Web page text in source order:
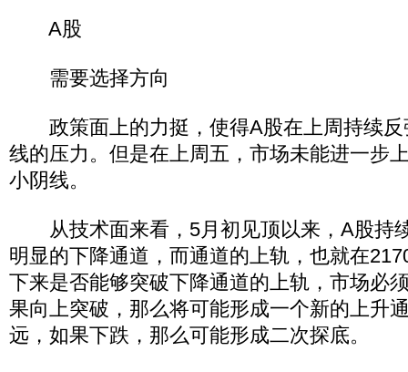
A股
需要选择方向
政策面上的力挺，使得A股在上周持续反
线的压力。但是在上周五，市场未能进一步
小阴线。
从技术面来看，5月初见顶以来，A股持
明显的下降通道，而通道的上轨，也就在
下来是否能够突破下降通道的上轨，市场必
果向上突破，那么将可能形成一个新的上升
远，如果下跌，那么可能形成二次探底。